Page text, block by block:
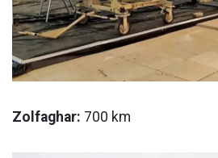
Zolfaghar: 700 km